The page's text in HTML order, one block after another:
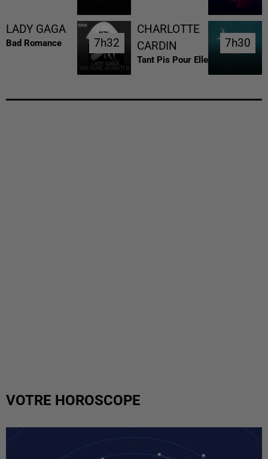
LADY GAGA
Bad Romance 7h32
7h32
CHARLOTTE
CARDIN
Tant Pis Pour Elle
7h30
7h30
VOTRE HOROSCOPE